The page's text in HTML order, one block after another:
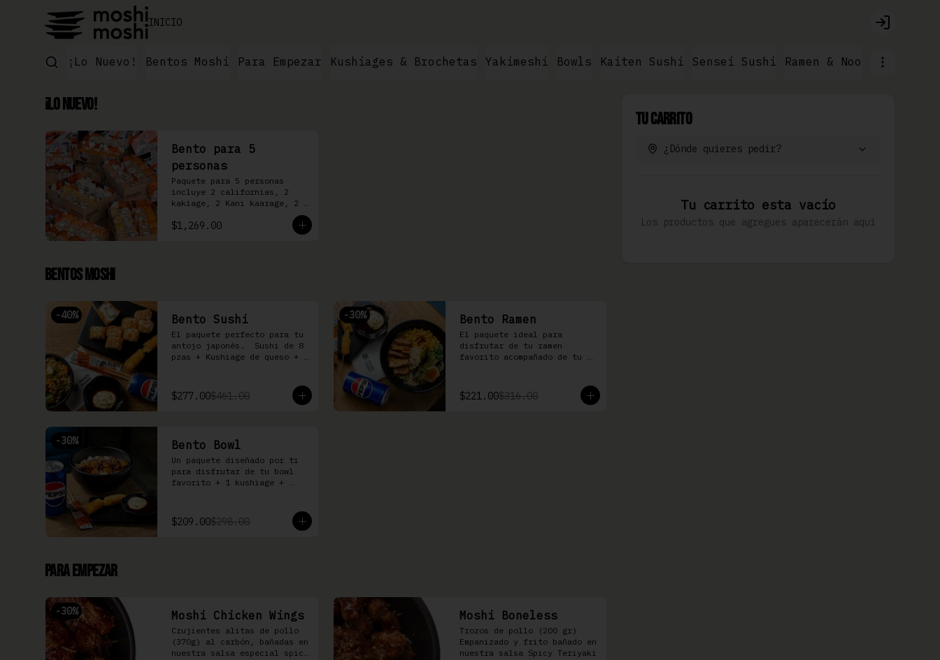
INICIO Login
¡Lo Nuevo! Bentos Moshi Para Empezar Kushiages & Brochetas Yakimeshi Bowls Kaiten Sushi Sensei Sushi Ramen & Noodles
¡Lo Nuevo!
Bento para 5
personas
Paquete para 5 personas
incluye 2 californias, 2
kakiage, 2 Kani kaarage, 2
Kakashi
$1,269.00
Bentos Moshi
-40% Bento Sushi
El paquete perfecto para tu
antojo japonés.  Sushi de 8
pzas + Kushiage de queso +
$277.00$461.00
-30% Bento Ramen
El paquete ideal para
disfrutar de tu ramen
favorito acompañado de tu
$221.00$316.00
-30% Bento Bowl
Un paquete diseñado por ti
para disfrutar de tu bowl
favorito + 1 kushiage +
$209.00$298.00
Para Empezar
-30% Moshi Chicken Wings
Crujientes alitas de pollo
(370g) al carbón, bañadas en
nuestra salsa especial spicy
Moshi Boneless
Trozos de pollo (200 gr)
Empanizado y frito bañado en
nuestra salsa Spicy Teriyaki
Tu Carrito
¿Dónde quieres pedir?
Tu carrito esta vacío
Los productos que agregues aparecerán aquí